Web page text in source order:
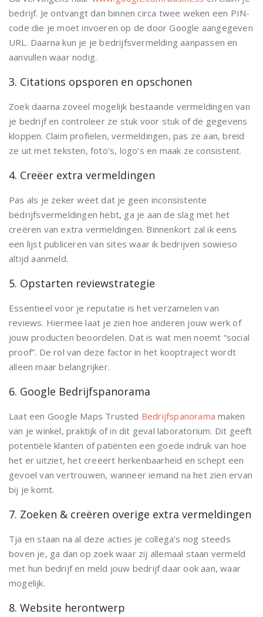
bedrijf. Je ontvangt dan binnen circa twee weken een PIN-
code die je moet invoeren op de door Google aangegeven
URL. Daarna kun je je bedrijfsvermelding aanpassen en
aanvullen waar nodig.
3. Citations opsporen en opschonen
Zoek daarna zoveel mogelijk bestaande vermeldingen van
je bedrijf en controleer ze stuk voor stuk of de gegevens
kloppen. Claim profielen, vermeldingen, pas ze aan, breid
ze uit met teksten, foto’s, logo’s en maak ze consistent.
4. Creëer extra vermeldingen
Pas als je zeker weet dat je geen inconsistente
bedrijfsvermeldingen hebt, ga je aan de slag met het
creëren van extra vermeldingen. Binnenkort zal ik eens
een lijst publiceren van sites waar ik bedrijven sowieso
altijd aanmeld.
5. Opstarten reviewstrategie
Essentieel voor je reputatie is het verzamelen van
reviews. Hiermee laat je zien hoe anderen jouw werk of
jouw producten beoordelen. Dat is wat men noemt “social
proof”. De rol van deze factor in het kooptraject wordt
alleen maar belangrijker.
6. Google Bedrijfspanorama
Laat een Google Maps Trusted Bedrijfspanorama maken
van je winkel, praktijk of in dit geval laboratorium. Dit geeft
potentiële klanten of patiënten een goede indruk van hoe
het er uitziet, het creëert herkenbaarheid en schept een
gevoel van vertrouwen, wanneer iemand na het zien ervan
bij je komt.
7. Zoeken & creëren overige extra vermeldingen
Tja en staan na al deze acties je collega’s nog steeds
boven je, ga dan op zoek waar zij allemaal staan vermeld
met hun bedrijf en meld jouw bedrijf daar ook aan, waar
mogelijk.
8. Website herontwerp